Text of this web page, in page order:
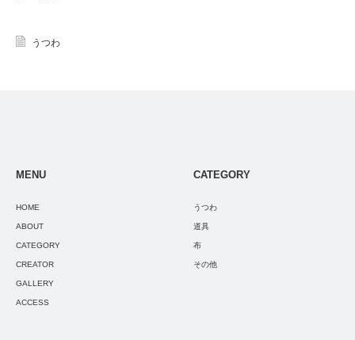
うつわ
MENU
HOME
ABOUT
CATEGORY
CREATOR
GALLERY
ACCESS
CATEGORY
うつわ
道具
布
その他